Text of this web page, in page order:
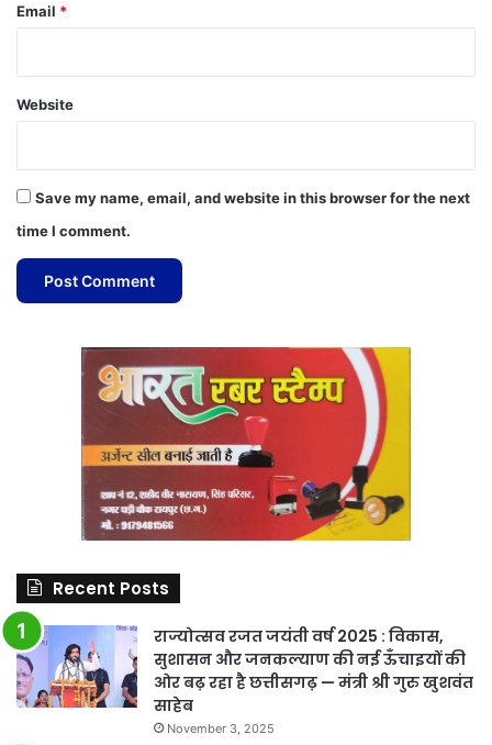
Email *
Website
Save my name, email, and website in this browser for the next
time I comment.
Recent Posts
राज्योत्सव रजत जयंती वर्ष 2025 : विकास,
सुशासन और जनकल्याण की नई ऊँचाइयों की
ओर बढ़ रहा है छत्तीसगढ़ — मंत्री श्री गुरु खुशवंत
साहेब
November 3, 2025